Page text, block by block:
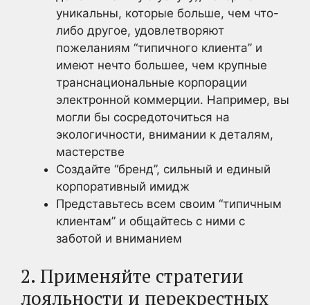
уникальны, которые больше, чем что-
либо другое, удовлетворяют
пожеланиям “типичного клиента” и
имеют нечто большее, чем крупные
транснациональные корпорации
электронной коммерции. Например, вы
могли бы сосредоточиться на
экологичности, внимании к деталям,
мастерстве
Создайте “бренд”, сильный и единый
корпоративный имидж
Представьтесь всем своим “типичным
клиентам” и общайтесь с ними с
заботой и вниманием
2. Применяйте стратегии
лояльности и перекрестных